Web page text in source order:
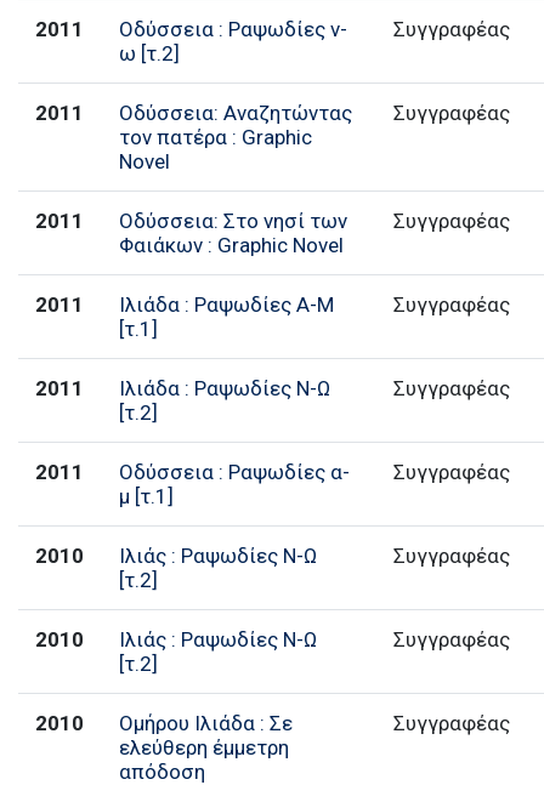
2011
Οδύσσεια : Ραψωδίες ν-
ω [τ.2]
Συγγραφέας
2011
Οδύσσεια: Αναζητώντας
τον πατέρα : Graphic
Novel
Συγγραφέας
2011
Οδύσσεια: Στο νησί των
Φαιάκων : Graphic Novel
Συγγραφέας
2011
Ιλιάδα : Ραψωδίες Α-Μ
[τ.1]
Συγγραφέας
2011
Ιλιάδα : Ραψωδίες Ν-Ω
[τ.2]
Συγγραφέας
2011
Οδύσσεια : Ραψωδίες α-
μ [τ.1]
Συγγραφέας
2010
Ιλιάς : Ραψωδίες Ν-Ω
[τ.2]
Συγγραφέας
2010
Ιλιάς : Ραψωδίες Ν-Ω
[τ.2]
Συγγραφέας
2010
Ομήρου Ιλιάδα : Σε
ελεύθερη έμμετρη
απόδοση
Συγγραφέας